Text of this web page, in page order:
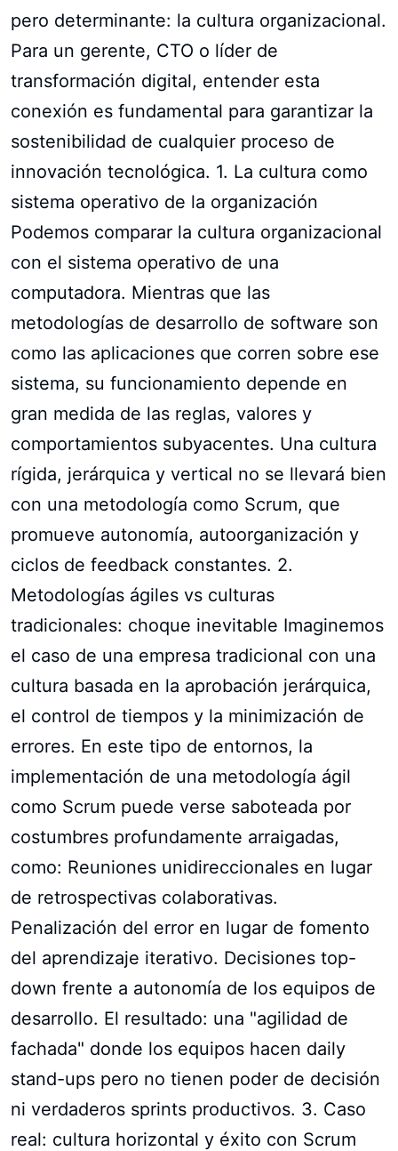
pero determinante: la cultura organizacional.
Para un gerente, CTO o líder de
transformación digital, entender esta
conexión es fundamental para garantizar la
sostenibilidad de cualquier proceso de
innovación tecnológica. 1. La cultura como
sistema operativo de la organización
Podemos comparar la cultura organizacional
con el sistema operativo de una
computadora. Mientras que las
metodologías de desarrollo de software son
como las aplicaciones que corren sobre ese
sistema, su funcionamiento depende en
gran medida de las reglas, valores y
comportamientos subyacentes. Una cultura
rígida, jerárquica y vertical no se llevará bien
con una metodología como Scrum, que
promueve autonomía, autoorganización y
ciclos de feedback constantes. 2.
Metodologías ágiles vs culturas
tradicionales: choque inevitable Imaginemos
el caso de una empresa tradicional con una
cultura basada en la aprobación jerárquica,
el control de tiempos y la minimización de
errores. En este tipo de entornos, la
implementación de una metodología ágil
como Scrum puede verse saboteada por
costumbres profundamente arraigadas,
como: Reuniones unidireccionales en lugar
de retrospectivas colaborativas.
Penalización del error en lugar de fomento
del aprendizaje iterativo. Decisiones top-
down frente a autonomía de los equipos de
desarrollo. El resultado: una "agilidad de
fachada" donde los equipos hacen daily
stand-ups pero no tienen poder de decisión
ni verdaderos sprints productivos. 3. Caso
real: cultura horizontal y éxito con Scrum